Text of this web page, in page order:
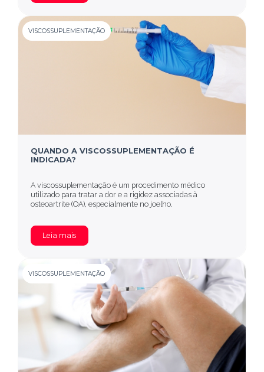
VISCOSSUPLEMENTAÇÃO
QUANDO A VISCOSSUPLEMENTAÇÃO É
INDICADA?
A viscossuplementação é um procedimento médico
utilizado para tratar a dor e a rigidez associadas à
osteoartrite (OA), especialmente no joelho.
Leia mais
VISCOSSUPLEMENTAÇÃO